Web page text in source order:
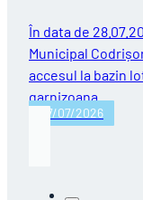
În data de
Municipal
accesul la bazin
garnizoana…
27/07/2026